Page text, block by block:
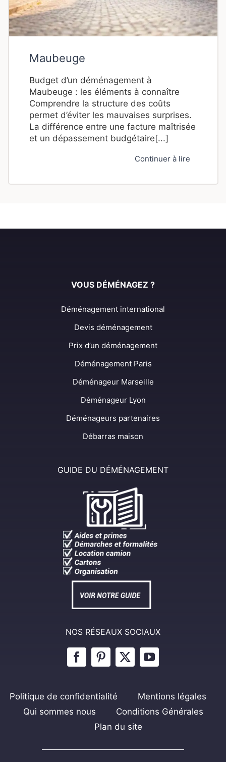
Maubeuge
Budget d’un déménagement à
Maubeuge : les éléments à connaître
Comprendre la structure des coûts
permet d’éviter les mauvaises surprises.
La différence entre une facture maîtrisée
et un dépassement budgétaire[...]
Continuer à lire
VOUS DÉMÉNAGEZ ?
Déménagement international
Devis déménagement
Prix d’un déménagement
Déménagement Paris
Déménageur Marseille
Déménageur Lyon
Déménageurs partenaires
Débarras maison
GUIDE DU DÉMÉNAGEMENT
NOS RÉSEAUX SOCIAUX
Politique de confidentialité
Mentions légales
Qui sommes nous
Conditions Générales
Plan du site